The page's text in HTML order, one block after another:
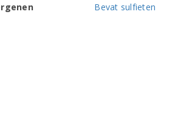
Bevat sulfieten